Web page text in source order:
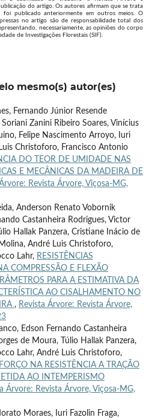
do artigo. Os autores afirmam que se trata
publicado anteriormente em outros meios. O
no artigo são de responsabilidade total dos
necessariamente, as opiniões do corpo
de Investigações Florestais (SIF).
mesmo(s) autor(es)
Fernando Júnior Resende
Soriani Zanini Ribeiro Soares, Vinícius
Felipe Nascimento Arroyo, Iuri
Christoforo, Francisco Antonio
DO TEOR DE UMIDADE NAS
E MECÂNICAS DA MADEIRA DE
Revista Árvore, Viçosa-MG,
Anderson Renato Vobornik
Castanheira Rodrigues, Victor
Hallak Panzera, Cristiane Inácio de
André Luis Christoforo,
Lahr, RESISTÊNCIAS
COMPRESSÃO E FLEXÃO
PARA A ESTIMATIVA DA
AO CISALHAMENTO NO
, Revista Árvore: Revista Árvore,
Edson Fernando Castanheira
de Moura, Túlio Hallak Panzera,
Lahr, André Luis Christoforo,
NA RESISTÊNCIA A TRAÇÃO
AO INTEMPERISMO
Árvore: Revista Árvore, Viçosa-MG,
Moraes, Iuri Fazolin Fraga,